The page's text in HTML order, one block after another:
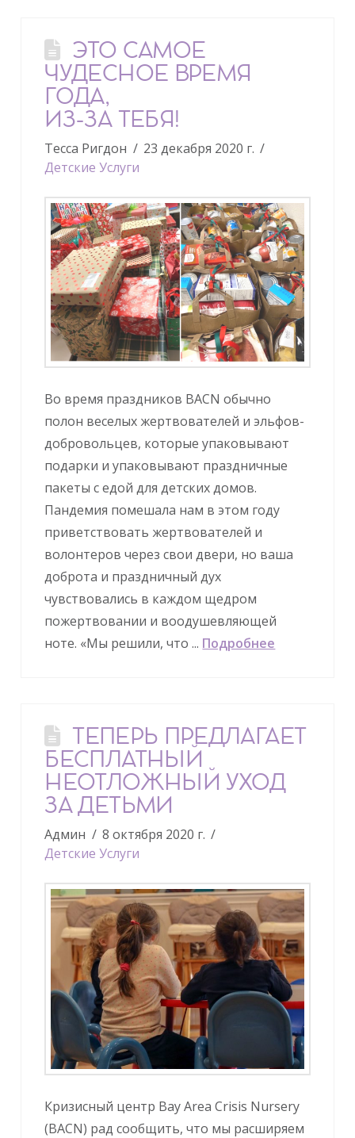
ЭТО САМОЕ
ЧУДЕСНОЕ ВРЕМЯ
ГОДА,
ИЗ-ЗА ТЕБЯ!
Тесса Ригдон
23 декабря 2020 г.
Детские Услуги
Во время праздников BACN обычно
полон веселых жертвователей и эльфов-
добровольцев, которые упаковывают
подарки и упаковывают праздничные
пакеты с едой для детских домов.
Пандемия помешала нам в этом году
приветствовать жертвователей и
волонтеров через свои двери, но ваша
доброта и праздничный дух
чувствовались в каждом щедром
пожертвовании и воодушевляющей
ноте. «Мы решили, что ... Подробнее
ТЕПЕРЬ ПРЕДЛАГАЕТ
БЕСПЛАТНЫЙ
НЕОТЛОЖНЫЙ УХОД
ЗА ДЕТЬМИ
Админ
8 октября 2020 г.
Детские Услуги
Кризисный центр Bay Area Crisis Nursery
(BACN) рад сообщить, что мы расширяем